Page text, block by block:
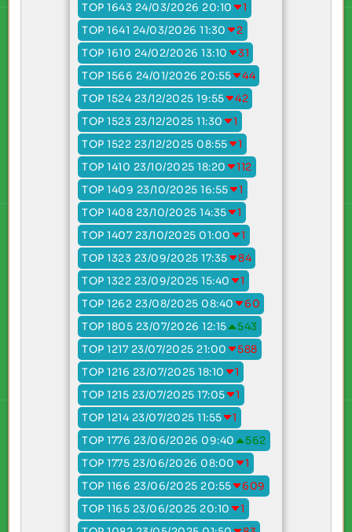
TOP 1643 24/03/2026 20:10
1
TOP 1641 24/03/2026 11:30
2
TOP 1610 24/02/2026 13:10
31
TOP 1566 24/01/2026 20:55
44
TOP 1524 23/12/2025 19:55
42
TOP 1523 23/12/2025 11:30
1
TOP 1522 23/12/2025 08:55
1
TOP 1410 23/10/2025 18:20
112
TOP 1409 23/10/2025 16:55
1
TOP 1408 23/10/2025 14:35
1
TOP 1407 23/10/2025 01:00
1
TOP 1323 23/09/2025 17:35
84
TOP 1322 23/09/2025 15:40
1
TOP 1262 23/08/2025 08:40
60
TOP 1805 23/07/2026 12:15
543
TOP 1217 23/07/2025 21:00
588
TOP 1216 23/07/2025 18:10
1
TOP 1215 23/07/2025 17:05
1
TOP 1214 23/07/2025 11:55
1
TOP 1776 23/06/2026 09:40
562
TOP 1775 23/06/2026 08:00
1
TOP 1166 23/06/2025 20:55
609
TOP 1165 23/06/2025 20:10
1